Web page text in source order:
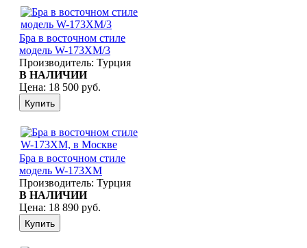
Бра в восточном стиле
модель W-173XM/3
Производитель: Турция
В НАЛИЧИИ
Цена: 18 500 руб.
Бра в восточном стиле
модель W-173XM
Производитель: Турция
В НАЛИЧИИ
Цена: 18 890 руб.